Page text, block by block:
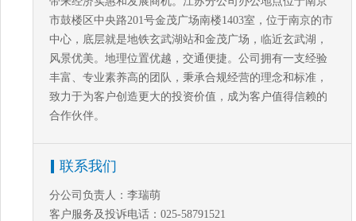
市鼓楼区中央路201号金茂广场南楼1403室，位于南京的市
中心，底层就是地铁玄武湖站和金茂广场，临近玄武湖，
风景优美。地理位置优越，交通便捷。公司拥有一支经验
丰富、专业素养高的团队，秉承合规经营的理念和标准，
致力于为客户创造更大的投资价值，成为客户值得信赖的
合作伙伴。
联系我们
分公司负责人：李瑞萌
客户服务及投诉电话：025-58791521